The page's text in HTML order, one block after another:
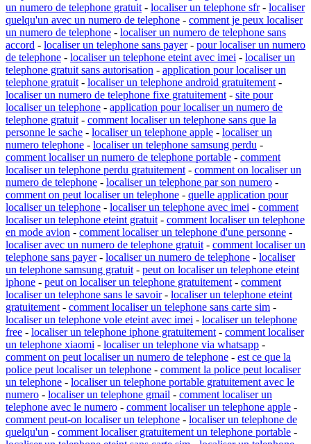
un numero de telephone gratuit - localiser un telephone sfr- localiser
quelqu'un avec un numero de telephone - comment je peux localiser
un numero de telephone - localiser un numero de telephone sans
accord - localiser un telephone sans payer- pour localiser un numero
de telephone - localiser un telephone eteint avec imei - localiser un
telephone gratuit sans autorisation - application pour localiser un
telephone gratuit - localiser un telephone android gratuitement -
localiser un numero de telephone fixe gratuitement - site pour
localiser un telephone - application pour localiser un numero de
telephone gratuit - comment localiser un telephone sans que la
personne le sache - localiser un telephone apple - localiser un
numero telephone - localiser un telephone samsung perdu -
comment localiser un numero de telephone portable - comment
localiser un telephone perdu gratuitement - comment on localiser un
numero de telephone - localiser un telephone par son numero -
comment on peut localiser un telephone - quelle application pour
localiser un telephone - localiser un telephone avec imei - comment
localiser un telephone eteint gratuit - comment localiser un telephone
en mode avion - comment localiser un telephone d'une personne -
localiser avec un numero de telephone gratuit - comment localiser un
telephone sans payer- localiser un numero de telephone - localiser
un telephone samsung gratuit - peut on localiser un telephone eteint
iphone - peut on localiser un telephone gratuitement - comment
localiser un telephone sans le savoir- localiser un telephone eteint
gratuitement - comment localiser un telephone sans carte sim -
localiser un telephone vole eteint avec imei - localiser un telephone
free - localiser un telephone iphone gratuitement - comment localiser
un telephone xiaomi - localiser un telephone via whatsapp -
comment on peut localiser un numero de telephone - est ce que la
police peut localiser un telephone - comment la police peut localiser
un telephone - localiser un telephone portable gratuitement avec le
numero - localiser un telephone gmail - comment localiser un
telephone avec le numero - comment localiser un telephone apple -
comment peut-on localiser un telephone - localiser un telephone de
quelqu'un - comment localiser gratuitement un telephone portable -